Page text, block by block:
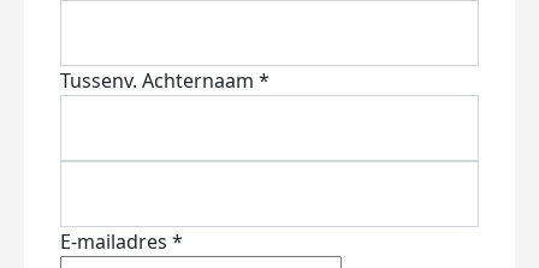
Tussenv. Achternaam *
E-mailadres *